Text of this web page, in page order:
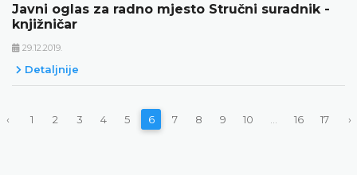
Javni oglas za radno mjesto Stručni suradnik -
knjižničar
29.12.2019.
Detaljnije
‹ 1 2 3 4 5 6 7 8 9 10 16 17 ›